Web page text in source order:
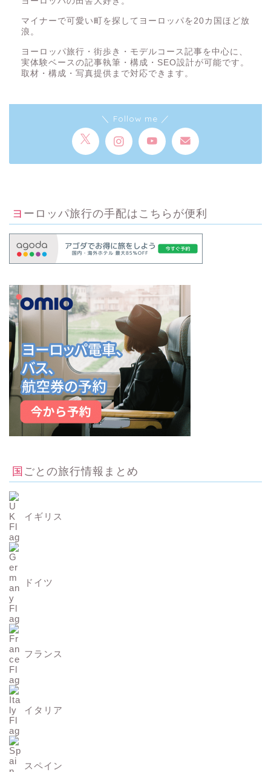
マイナーで可愛い町を探してヨーロッパを20カ国ほど放
浪。
ヨーロッパ旅行・街歩き・モデルコース記事を中心に、
実体験ベースの記事執筆・構成・SEO設計が可能です。
取材・構成・写真提供まで対応できます。
＼ Follow me ／
ヨーロッパ旅行の手配はこちらが便利
国ごとの旅行情報まとめ
イギリス
ドイツ
フランス
イタリア
スペイン